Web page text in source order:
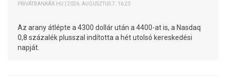
PRIVÁTBANKÁR.HU | 2026. AUGUSZTUS 7. 16:23
Az arany átlépte a 4300 dollár után a 4400-at is, a Nasdaq
0,8 százalék plusszal indította a hét utolsó kereskedési
napját.